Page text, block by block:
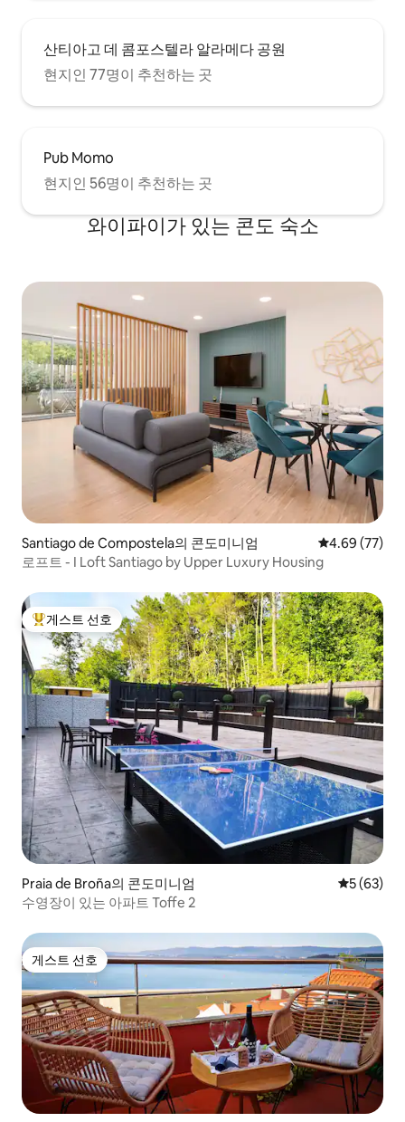
산티아고 데 콤포스텔라 알라메다 공원
현지인 77명이 추천하는 곳
Pub Momo
현지인 56명이 추천하는 곳
와이파이가 있는 콘도 숙소
Santiago de Compostela의 콘도미니엄 평점 4.69점(5
4.69 (77)
로프트 - I Loft Santiago by Upper Luxury Housing
상위 게스트 선호
게스트 선호
Praia de Broña의 콘도미니엄 평점 5점(5
5 (63)
수영장이 있는 아파트 Toffe 2
게스트 선호
게스트 선호